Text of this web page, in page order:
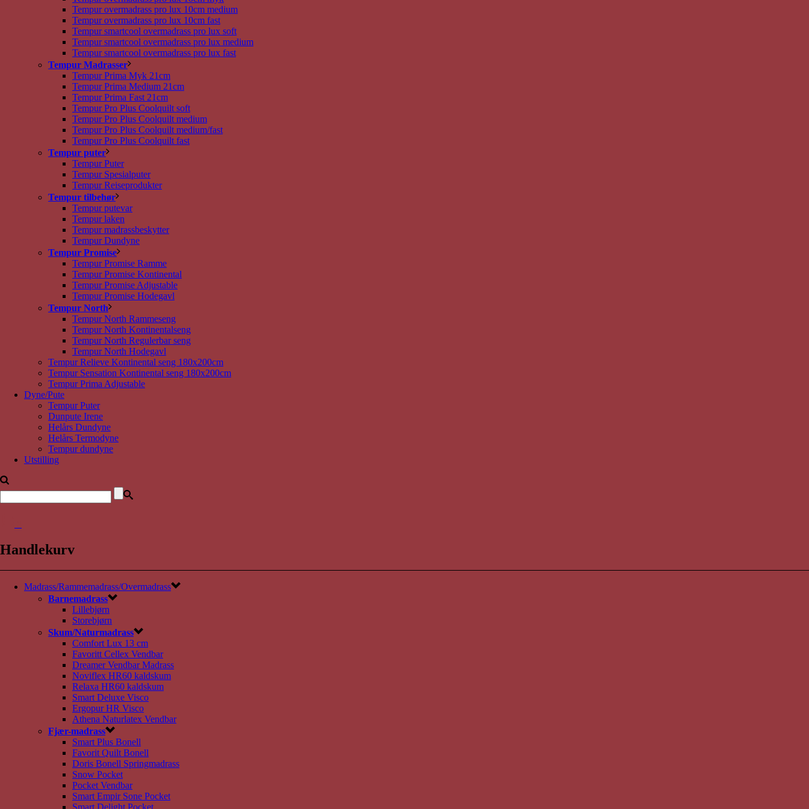
Tempur overmadrass pro lux 10cm medium
Tempur overmadrass pro lux 10cm fast
Tempur smartcool overmadrass pro lux soft
Tempur smartcool overmadrass pro lux medium
Tempur smartcool overmadrass pro lux fast
Tempur Madrasser
Tempur Prima Myk 21cm
Tempur Prima Medium 21cm
Tempur Prima Fast 21cm
Tempur Pro Plus Coolquilt soft
Tempur Pro Plus Coolquilt medium
Tempur Pro Plus Coolquilt medium/fast
Tempur Pro Plus Coolquilt fast
Tempur puter
Tempur Puter
Tempur Spesialputer
Tempur Reiseprodukter
Tempur tilbehør
Tempur putevar
Tempur laken
Tempur madrassbeskytter
Tempur Dundyne
Tempur Promise
Tempur Promise Ramme
Tempur Promise Kontinental
Tempur Promise Adjustable
Tempur Promise Hodegavl
Tempur North
Tempur North Rammeseng
Tempur North Kontinentalseng
Tempur North Regulerbar seng
Tempur North Hodegavl
Tempur Relieve Kontinental seng 180x200cm
Tempur Sensation Kontinental seng 180x200cm
Tempur Prima Adjustable
Dyne/Pute
Tempur Puter
Dunpute Irene
Helårs Dundyne
Helårs Termodyne
Tempur dundyne
Utstilling
Handlekurv
Madrass/Rammemadrass/Overmadrass
Barnemadrass
Lillebjørn
Storebjørn
Skum/Naturmadrass
Comfort Lux 13 cm
Favoritt Cellex Vendbar
Dreamer Vendbar Madrass
Noviflex HR60 kaldskum
Relaxa HR60 kaldskum
Smart Deluxe Visco
Ergopur HR Visco
Athena Naturlatex Vendbar
Fjær-madrass
Smart Plus Bonell
Favorit Quilt Bonell
Doris Bonell Springmadrass
Snow Pocket
Pocket Vendbar
Smart Empir Sone Pocket
Smart Delight Pocket